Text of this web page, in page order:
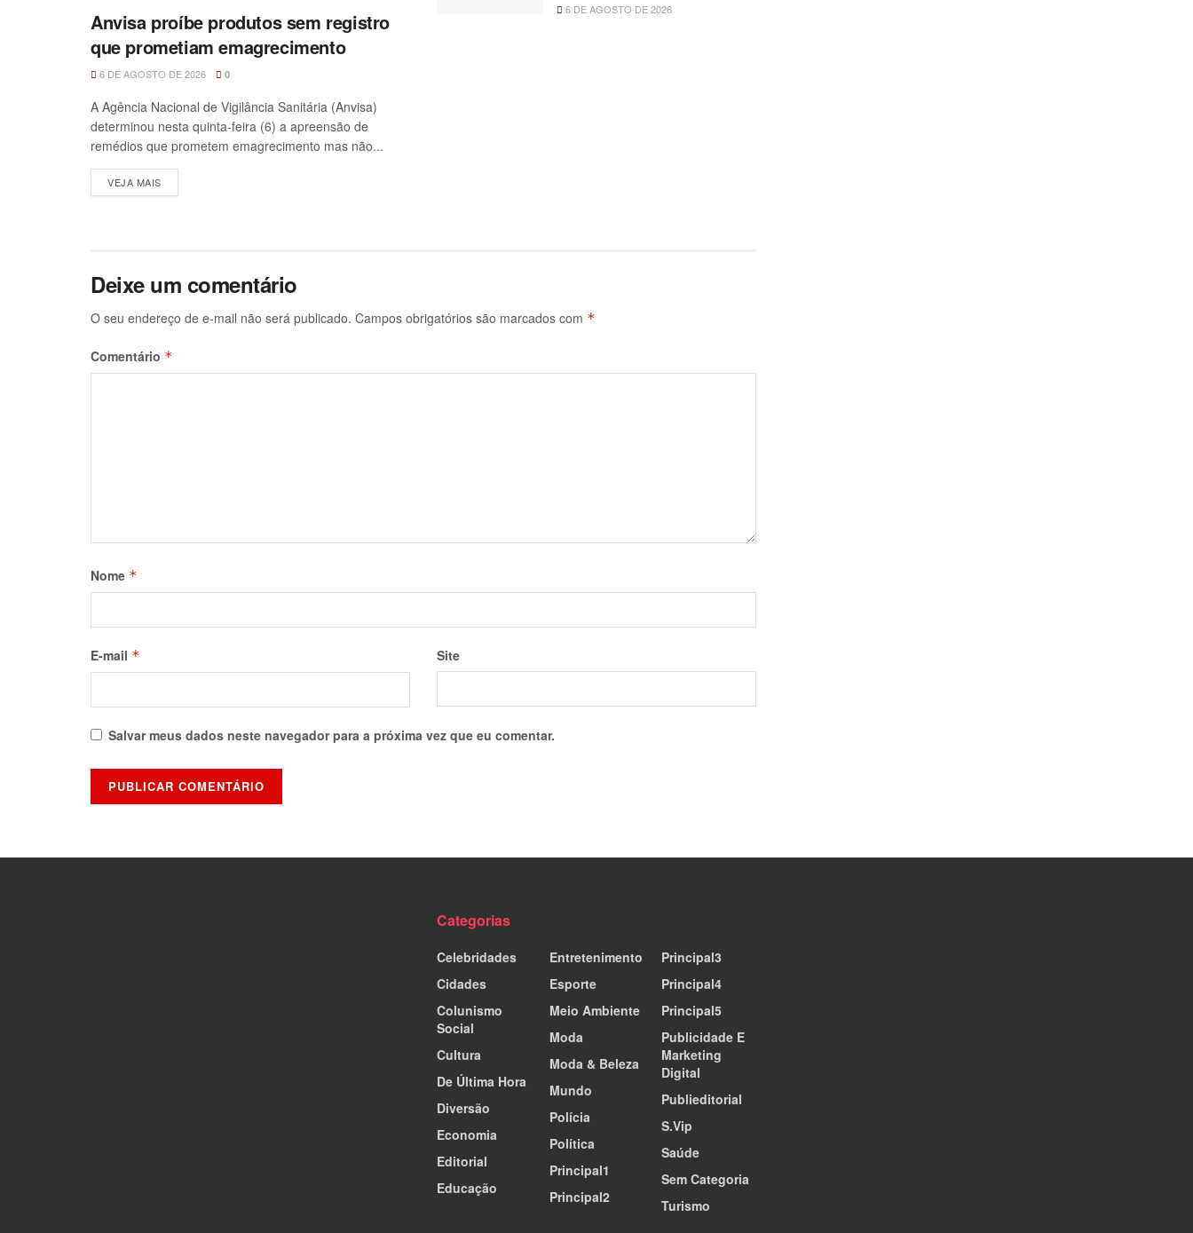
Anvisa proíbe produtos sem registro
que prometiam emagrecimento
6 DE AGOSTO DE 2026 0
A Agência Nacional de Vigilância Sanitária (Anvisa)
determinou nesta quinta-feira (6) a apreensão de
remédios que prometem emagrecimento mas não...
VEJA MAIS
6 DE AGOSTO DE 2026
Deixe um comentário
O seu endereço de e-mail não será publicado. Campos obrigatórios são marcados com *
Comentário *
Nome *
E-mail * Site
Salvar meus dados neste navegador para a próxima vez que eu comentar.
Categorias
Celebridades
Cidades
Colunismo
Social
Cultura
De Última Hora
Diversão
Economia
Editorial
Educação
Entretenimento
Esporte
Meio Ambiente
Moda
Moda & Beleza
Mundo
Polícia
Política
Principal1
Principal2
Principal3
Principal4
Principal5
Publicidade E
Marketing
Digital
Publieditorial
S.Vip
Saúde
Sem Categoria
Turismo